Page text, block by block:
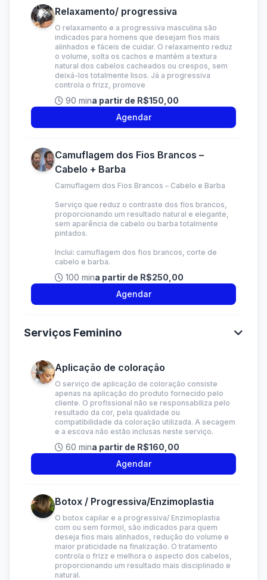
Relaxamento/ progressiva
O relaxamento e a progressiva masculina são
indicados para homens que desejam fios mais
alinhados e fáceis de cuidar. O relaxamento reduz
o volume, solta os cachos e mantém a textura
natural dos cabelos cacheados ou crespos, sem
deixá-los totalmente lisos. Já a progressiva
controla o frizz, promove
90 mina partir de R$150,00
Agendar
Camuflagem dos Fios Brancos –
Cabelo + Barba
Camuflagem dos Fios Brancos – Cabelo e Barba
Serviço que reduz o contraste dos fios brancos,
proporcionando um resultado natural e elegante,
sem aparência de cabelo ou barba totalmente
pintados.
Inclui: camuflagem dos fios brancos, corte de
cabelo e barba.
100 mina partir de R$250,00
Agendar
Serviços Feminino
Aplicação de coloração
O serviço de aplicação de coloração consiste
apenas na aplicação do produto fornecido pelo
cliente. O profissional não se responsabiliza pelo
resultado da cor, pela qualidade ou
compatibilidade da coloração utilizada. A secagem
e a escova não estão inclusas neste serviço.
60 mina partir de R$160,00
Agendar
Botox / Progressiva/Enzimoplastia
O botox capilar e a progressiva/ Enzimoplastia
com ou sem formol, são indicados para quem
deseja fios mais alinhados, redução do volume e
maior praticidade na finalização. O tratamento
controla o frizz e melhora o aspecto dos cabelos,
proporcionando um resultado mais disciplinado e
natural.